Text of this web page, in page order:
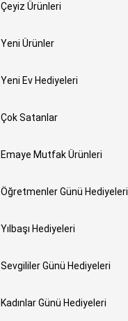
Çeyiz Ürünleri
Yeni Ürünler
Yeni Ev Hediyeleri
Çok Satanlar
Emaye Mutfak Ürünleri
Öğretmenler Günü Hediyeleri
Yılbaşı Hediyeleri
Sevgililer Günü Hediyeleri
Kadınlar Günü Hediyeleri